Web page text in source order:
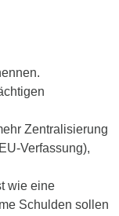
Zentralisierung
Verfassung),
wie eine
Schulden sollen